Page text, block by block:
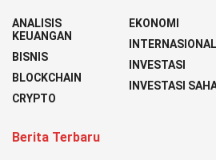
ANALISIS
KEUANGAN
BISNIS
BLOCKCHAIN
CRYPTO
EKONOMI
INTERNASIONAL
INVESTASI
INVESTASI
Berita Terbaru